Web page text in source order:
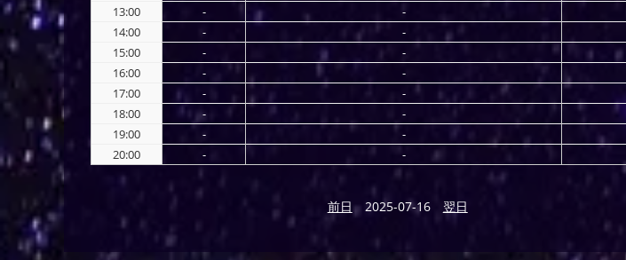
13:00
- -
14:00
- -
15:00
- -
16:00
- -
17:00
- -
18:00
- -
19:00
- -
20:00
- -
前日 2025-07-16 翌日